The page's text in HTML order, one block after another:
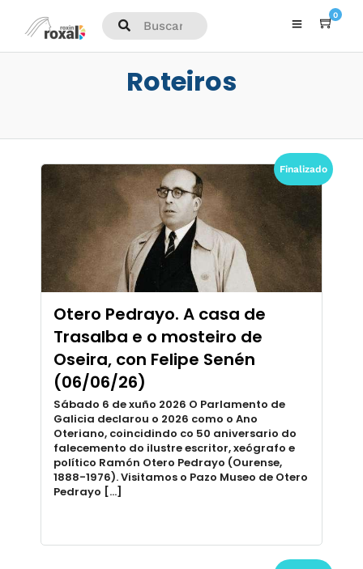
0
Roteiros
Finalizado
Otero Pedrayo. A casa de
Trasalba e o mosteiro de
Oseira, con Felipe Senén
(06/06/26)
Sábado 6 de xuño 2026 O Parlamento de
Galicia declarou o 2026 como o Ano
Oteriano, coincidindo co 50 aniversario do
falecemento do ilustre escritor, xeógrafo e
político Ramón Otero Pedrayo (Ourense,
1888-1976). Visitamos o Pazo Museo de Otero
Pedrayo […]